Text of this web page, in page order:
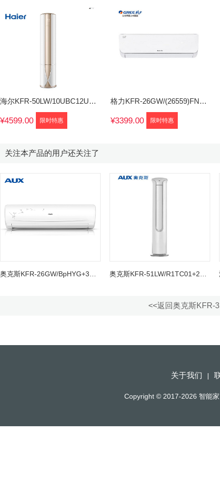
海尔KFR-50LW/10UBC12U1空调柜机
¥4599.00 限时特惠
格力KFR-26GW/(26559)FNAd-A3壁挂式空调
¥3399.00 限时特惠
关注本产品的用户还关注了
<<返回奥克斯KFR-
关于我们 |
Copyright © 2017-2026 智能